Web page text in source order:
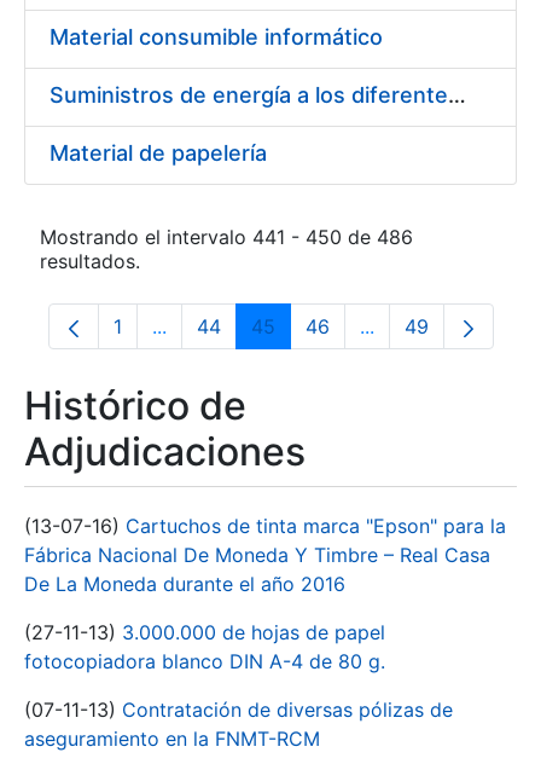
Material consumible informático
Suministros de energía a los diferentes centros de la FNMT-RCM. Licitación
Material de papelería
Mostrando el intervalo 441 - 450 de 486
resultados.
Página
1 ...Páginas intermedias Use TAB para
Página
44 Página
45 Página
46 ...PáginasPágina
49
Histórico de
Adjudicaciones
(13-07-16) Cartuchos de tinta marca "Epson" para la
Fábrica Nacional De Moneda Y Timbre – Real Casa
De La Moneda durante el año 2016
(27-11-13) 3.000.000 de hojas de papel
fotocopiadora blanco DIN A-4 de 80 g.
(07-11-13) Contratación de diversas pólizas de
aseguramiento en la FNMT-RCM